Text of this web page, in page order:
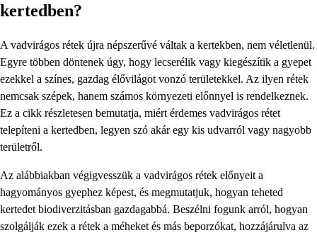
kertedben?
A vadvirágos rétek újra népszerűvé váltak a kertekben, nem véletlenül.
Egyre többen döntenek úgy, hogy lecserélik vagy kiegészítik a gyepet
ezekkel a színes, gazdag élővilágot vonzó területekkel. Az ilyen rétek
nemcsak szépek, hanem számos környezeti előnnyel is rendelkeznek.
Ez a cikk részletesen bemutatja, miért érdemes vadvirágos rétet
telepíteni a kertedben, legyen szó akár egy kis udvarról vagy nagyobb
területről.
Az alábbiakban végigvesszük a vadvirágos rétek előnyeit a
hagyományos gyephez képest, és megmutatjuk, hogyan teheted
kertedet biodiverzitásban gazdagabbá. Beszélni fogunk arról, hogyan
szolgálják ezek a rétek a méheket és más beporzókat, hozzájárulva az